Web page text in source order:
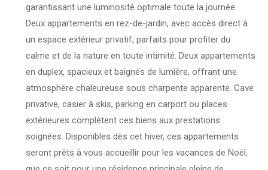
garantissant une luminosité optimale toute la journée.
Deux appartements en rez-de-jardin, avec accès direct à
un espace extérieur privatif, parfaits pour profiter du
calme et de la nature en toute intimité. Deux appartements
en duplex, spacieux et baignés de lumière, offrant une
atmosphère chaleureuse sous charpente apparente. Cave
privative, casier à skis, parking en carport ou places
extérieures complètent ces biens aux prestations
soignées. Disponibles dès cet hiver, ces appartements
seront prêts à vous accueillir pour les vacances de Noël,